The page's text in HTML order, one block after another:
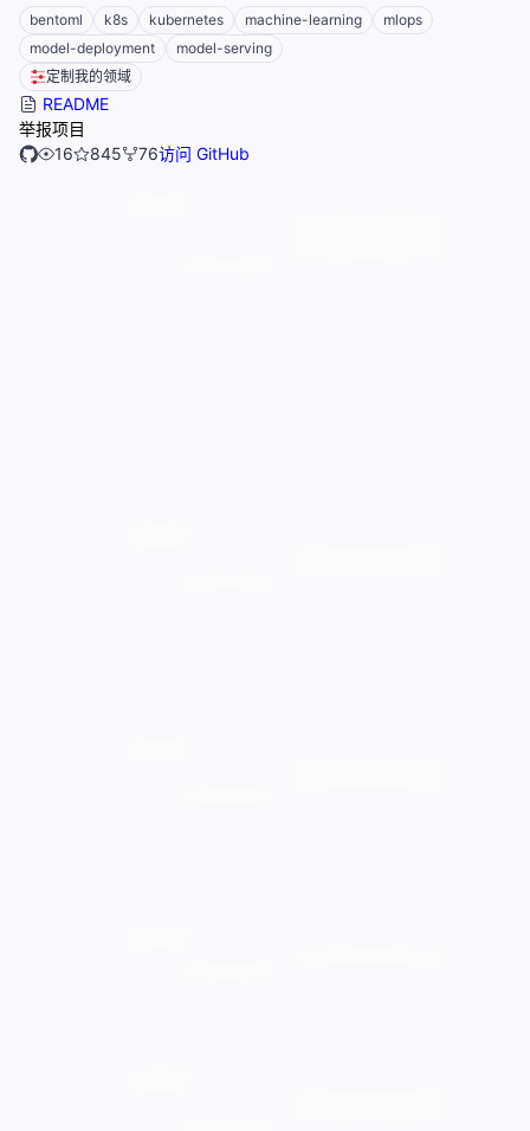
bentoml k8s kubernetes machine-learning
mlops
model-deployment
model-serving
定制我的领域
README
举报项目
16
845 76访问 GitHub